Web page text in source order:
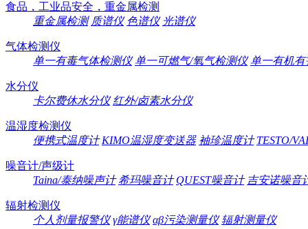
食品，工业品安全，重金属检测
重金属检测 质谱仪 色谱仪 光谱仪
气体检测仪
单一有毒气体检测仪 单一可燃气/氧气检测仪 单一有机
水分仪
卡尔费休水分仪 红外/卤素水分仪
温湿度检测仪
便携式温度计 KIMO温湿度变送器 袖珍温度计 TESTO/
噪音计/声级计
Taina/泰纳噪声计 希玛噪音计 QUEST噪音计 吉安诺噪音
辐射检测仪
个人剂量报警仪 γ能谱仪 αβ污染测量仪 辐射测量仪